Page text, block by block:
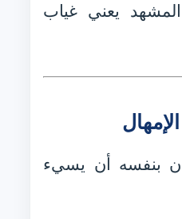
يعني غياب
بنفسه أن يسيء